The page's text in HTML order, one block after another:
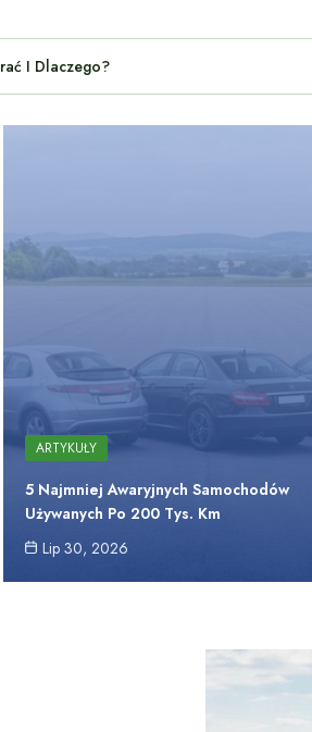
ARTYKUŁY
5 Najmniej Awaryjnych Samochodów
Używanych Po 200 Tys. Km
Lip 30, 2026